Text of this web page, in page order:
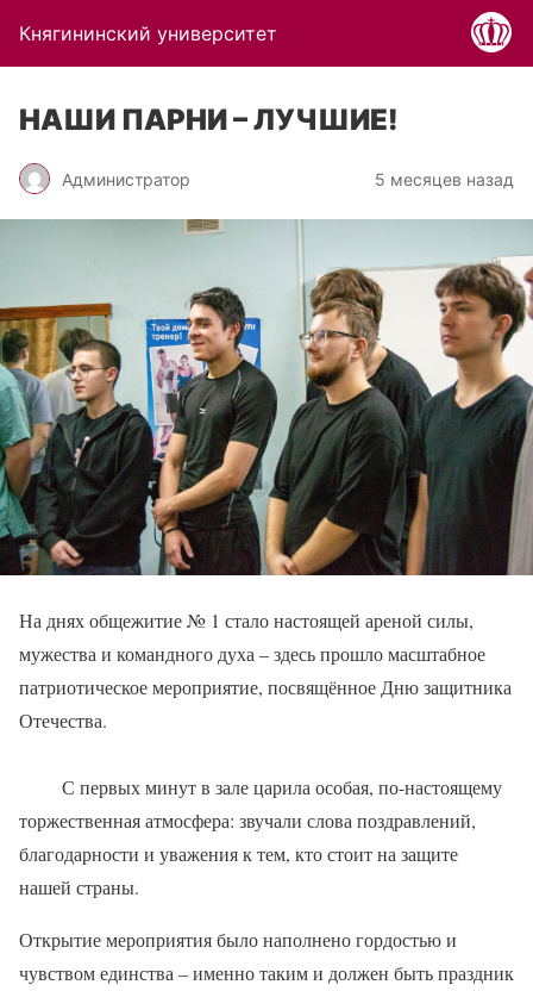
Княгининский университет
НАШИ ПАРНИ – ЛУЧШИЕ!
Администратор 5 месяцев назад
На днях общежитие № 1 стало настоящей ареной силы,
мужества и командного духа – здесь прошло масштабное
патриотическое мероприятие, посвящённое Дню защитника
Отечества.
С первых минут в зале царила особая, по-настоящему
торжественная атмосфера: звучали слова поздравлений,
благодарности и уважения к тем, кто стоит на защите
нашей страны.
Открытие мероприятия было наполнено гордостью и
чувством единства – именно таким и должен быть праздник